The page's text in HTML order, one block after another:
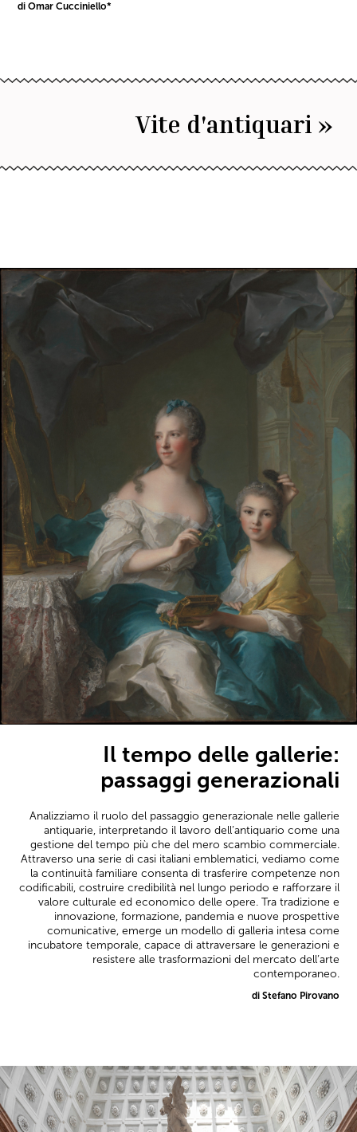
di Omar Cucciniello*
Vite d'antiquari »
Il tempo delle gallerie:
passaggi generazionali
Analizziamo il ruolo del passaggio generazionale nelle gallerie
antiquarie, interpretando il lavoro dell’antiquario come una
gestione del tempo più che del mero scambio commerciale.
Attraverso una serie di casi italiani emblematici, vediamo come
la continuità familiare consenta di trasferire competenze non
codificabili, costruire credibilità nel lungo periodo e rafforzare il
valore culturale ed economico delle opere. Tra tradizione e
innovazione, formazione, pandemia e nuove prospettive
comunicative, emerge un modello di galleria intesa come
incubatore temporale, capace di attraversare le generazioni e
resistere alle trasformazioni del mercato dell’arte
contemporaneo.
di Stefano Pirovano